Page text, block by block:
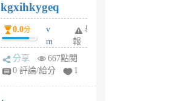
6
個
月
前
kgxihkygeq
0.0分
v
m
sg
sr
舉
報
分享
667點閱
0 評論/給分
1